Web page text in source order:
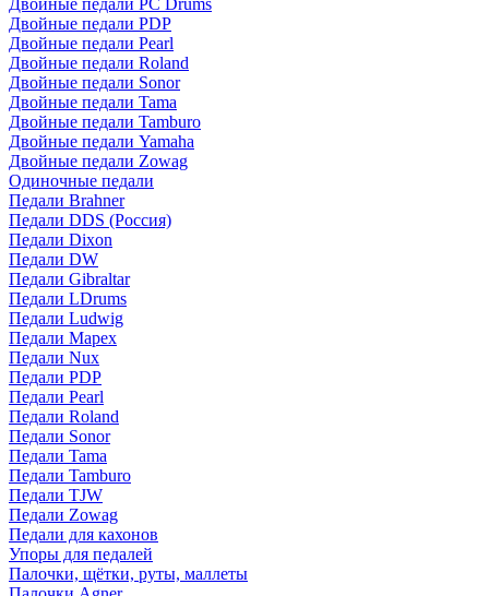
Двойные педали PC Drums
Двойные педали PDP
Двойные педали Pearl
Двойные педали Roland
Двойные педали Sonor
Двойные педали Tama
Двойные педали Tamburo
Двойные педали Yamaha
Двойные педали Zowag
Одиночные педали
Педали Brahner
Педали DDS (Россия)
Педали Dixon
Педали DW
Педали Gibraltar
Педали LDrums
Педали Ludwig
Педали Mapex
Педали Nux
Педали PDP
Педали Pearl
Педали Roland
Педали Sonor
Педали Tama
Педали Tamburo
Педали TJW
Педали Zowag
Педали для кахонов
Упоры для педалей
Палочки, щётки, руты, маллеты